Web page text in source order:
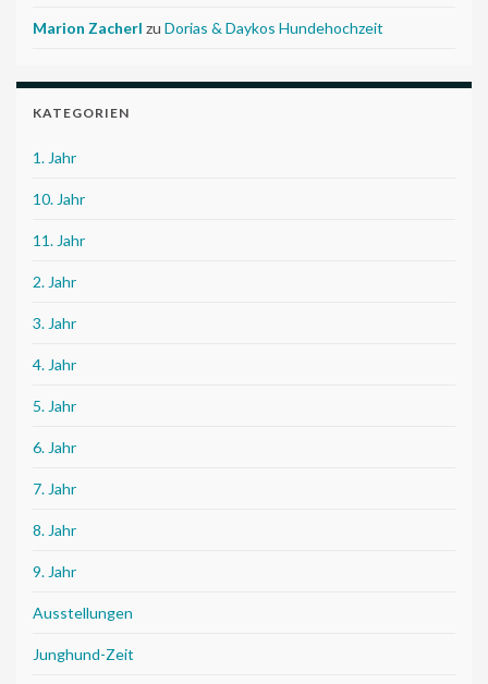
Marion Zacherl zu Dorias & Daykos Hundehochzeit
KATEGORIEN
1. Jahr
10. Jahr
11. Jahr
2. Jahr
3. Jahr
4. Jahr
5. Jahr
6. Jahr
7. Jahr
8. Jahr
9. Jahr
Ausstellungen
Junghund-Zeit